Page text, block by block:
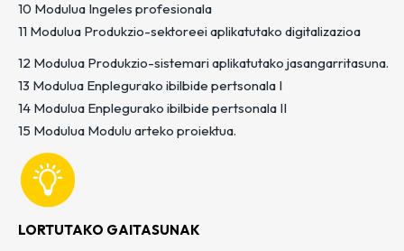
10 Modulua Ingeles profesionala
11 Modulua Produkzio-sektoreei aplikatutako digitalizazioa
12 Modulua Produkzio-sistemari aplikatutako jasangarritasuna.
13 Modulua Enplegurako ibilbide pertsonala I
14 Modulua Enplegurako ibilbide pertsonala II
15 Modulua Modulu arteko proiektua.
LORTUTAKO GAITASUNAK